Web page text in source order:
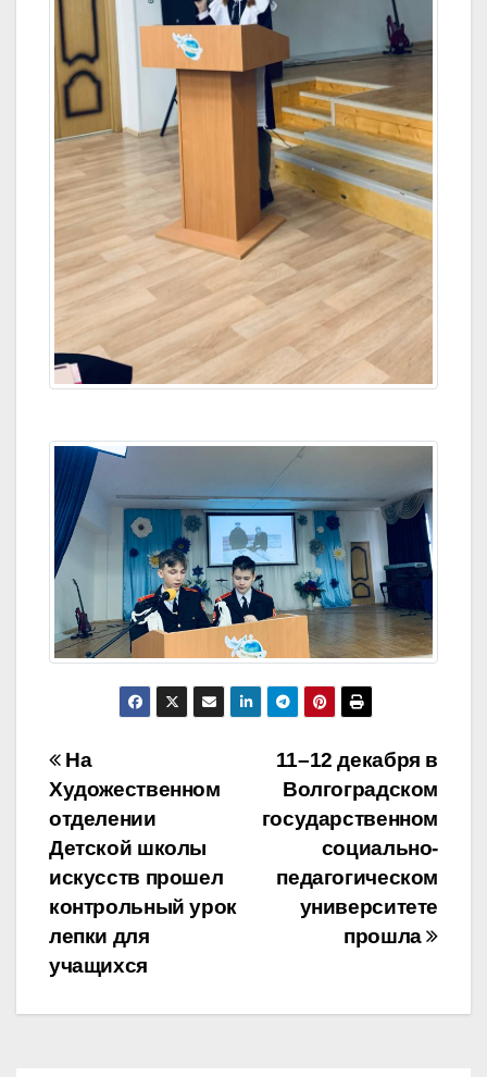
Навигация
по
записям
11–12 декабря в
Волгоградском
государственном
социально-
педагогическом
университете
прошла
На
Художественном
отделении
Детской школы
искусств прошел
контрольный урок
лепки для
учащихся